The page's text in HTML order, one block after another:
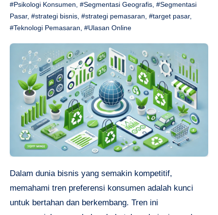
#Psikologi Konsumen #Segmentasi Geografis #Segmentasi
Pasar, #strategi bisnis #strategi pemasaran #target pasar,
#Teknologi Pemasaran #Ulasan Online
Dalam dunia bisnis yang semakin kompetitif,
memahami tren preferensi konsumen adalah kunci
untuk bertahan dan berkembang. Tren ini